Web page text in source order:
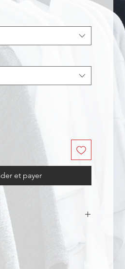
et payer
recyclé REPREVE ®.
en plastique et déchets
de sécurité chaud,
YKK zippée à